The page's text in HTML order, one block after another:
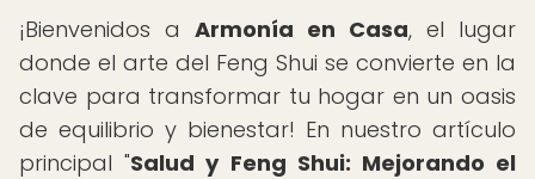
¡Bienvenidos a Armonía en Casa, el lugar
donde el arte del Feng Shui se convierte en la
clave para transformar tu hogar en un oasis
de equilibrio y bienestar! En nuestro artículo
principal "Salud y Feng Shui: Mejorando el